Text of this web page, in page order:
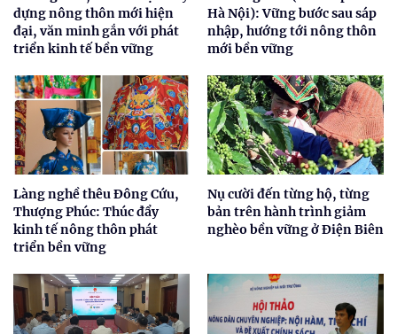
dựng nông thôn mới hiện
đại, văn minh gắn với phát
triển kinh tế bền vững
Hà Nội): Vững bước sau sáp
nhập, hướng tới nông thôn
mới bền vững
Làng nghề thêu Đông Cứu,
Thượng Phúc: Thúc đẩy
kinh tế nông thôn phát
triển bền vững
Nụ cười đến từng hộ, từng
bản trên hành trình giảm
nghèo bền vững ở Điện Biên